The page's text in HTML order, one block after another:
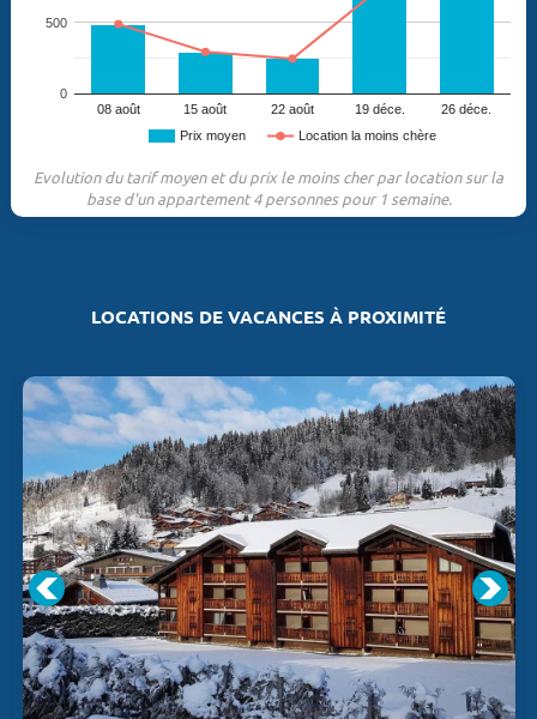
Prix moyen Location la moins chère
08 août 15 août 22 août 19 déce. 26 déce.
0
500
Evolution du tarif moyen et du prix le moins cher par location sur la
base d'un appartement 4 personnes pour 1 semaine.
LOCATIONS DE VACANCES À PROXIMITÉ